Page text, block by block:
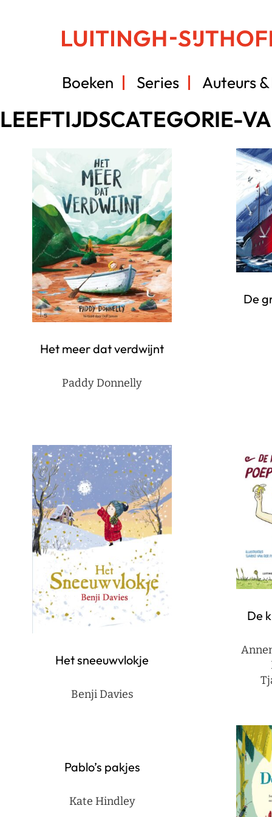
Boeken Series Auteurs
LEEFTIJDSCATEGORIE-
Het meer dat verdwijnt
Paddy Donnelly
De
Het sneeuwvlokje
Benji Davies
De
Pablo’s pakjes
Kate Hindley